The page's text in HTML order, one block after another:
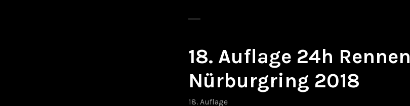
18. Auflage 24h Rennen
Nürburgring 2018
18. Auflage